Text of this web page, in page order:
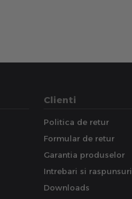
Clienti
Politica de retur
Formular de retur
Garantia produselor
Intrebari si raspunsuri
Downloads